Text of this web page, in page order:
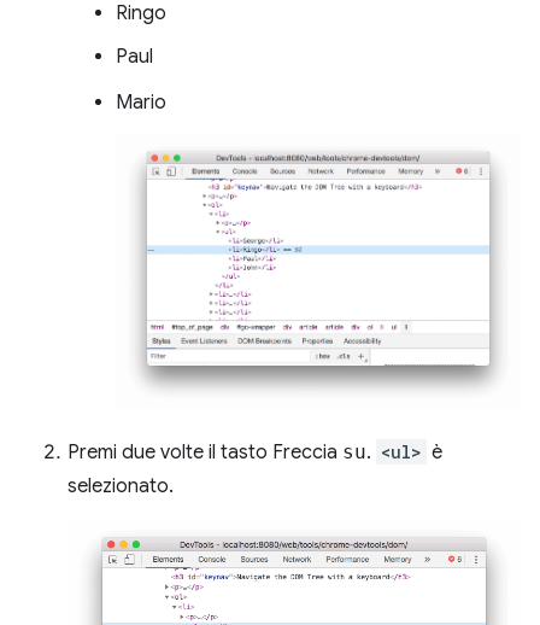
Ringo
Paul
Mario
Premi due volte il tasto Freccia su. <ul> è
selezionato.